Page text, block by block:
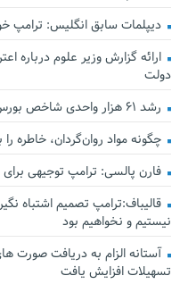
دیپلمات سابق انگلیس:‌ ترامپ
ارائه گزارش وزیر علوم درباره
دولت
رشد ۶۱ هزار واحدی شاخص بورس
چگونه مواد روان‌گردان، خاطره
فارن پالسی: ترامپ توجیهی برای
قالیباف:ترامپ تصمیم اشتباه
نیستیم و نخواهیم بود
تسهیلات افزایش یافت